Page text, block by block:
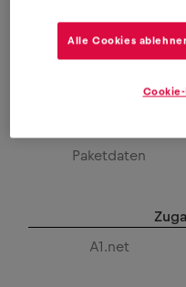
Internet
Paketdaten
A1.net
Alle Cookies